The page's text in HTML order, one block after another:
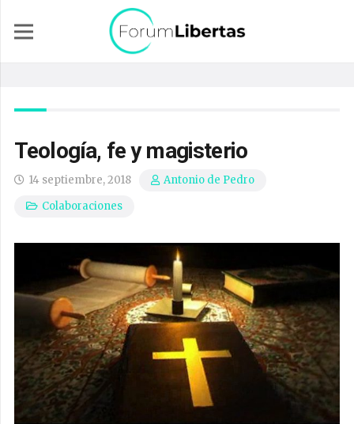
Teología, fe y magisterio
14 septiembre, 2018
Antonio de Pedro
Colaboraciones